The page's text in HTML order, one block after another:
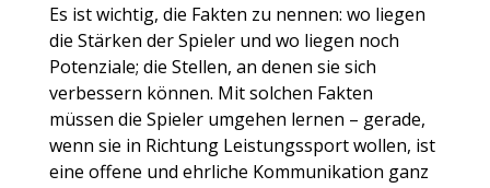
Es ist wichtig, die Fakten zu nennen: wo liegen
die Stärken der Spieler und wo liegen noch
Potenziale; die Stellen, an denen sie sich
verbessern können. Mit solchen Fakten
müssen die Spieler umgehen lernen – gerade,
wenn sie in Richtung Leistungssport wollen, ist
eine offene und ehrliche Kommunikation ganz